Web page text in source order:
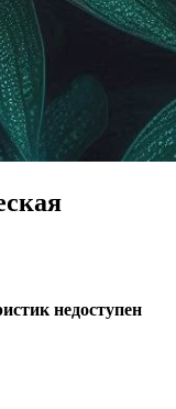
недоступен